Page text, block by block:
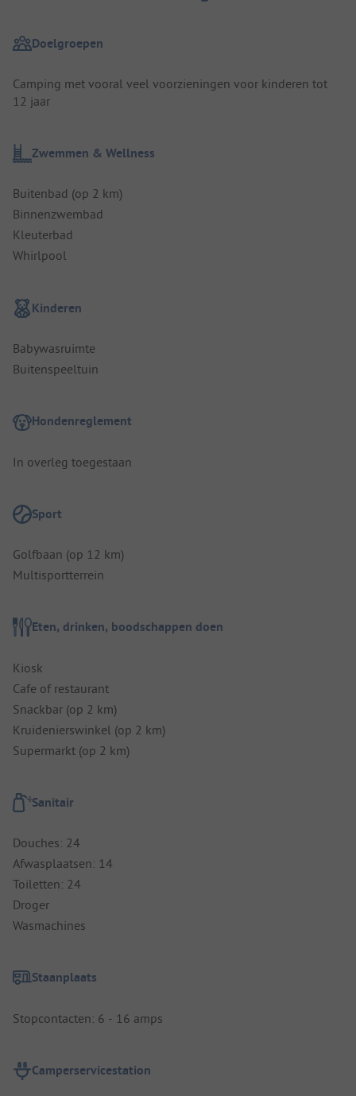
Doelgroepen
Camping met vooral veel voorzieningen voor kinderen tot
12 jaar
Zwemmen & Wellness
Buitenbad (op 2 km)
Binnenzwembad
Kleuterbad
Whirlpool
Kinderen
Babywasruimte
Buitenspeeltuin
Hondenreglement
In overleg toegestaan
Sport
Golfbaan (op 12 km)
Multisportterrein
Eten, drinken, boodschappen doen
Kiosk
Cafe of restaurant
Snackbar (op 2 km)
Kruidenierswinkel (op 2 km)
Supermarkt (op 2 km)
Sanitair
Douches: 24
Afwasplaatsen: 14
Toiletten: 24
Droger
Wasmachines
Staanplaats
Stopcontacten: 6 - 16 amps
Camperservicestation